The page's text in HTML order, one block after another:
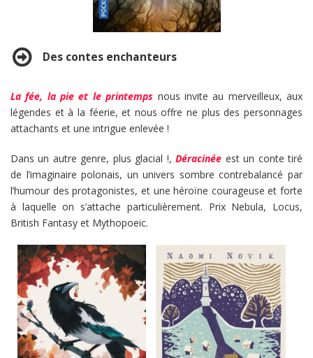
Des contes enchanteurs
La fée, la pie et le printemps nous invite au merveilleux, aux
légendes et à la féerie, et nous offre ne plus des personnages
attachants et une intrigue enlevée !
Dans un autre genre, plus glacial !,Déracinée est un conte tiré
de l’imaginaire polonais, un univers sombre contrebalancé par
l’humour des protagonistes, et une héroïne courageuse et forte
à laquelle on s’attache particulièrement. Prix Nebula, Locus,
British Fantasy et Mythopoeic.